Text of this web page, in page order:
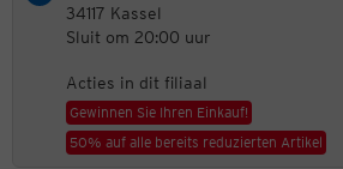
34117 Kassel
Sluit om 20:00 uur
Acties in dit filiaal
Gewinnen Sie Ihren Einkauf!
50% auf alle bereits reduzierten Artikel